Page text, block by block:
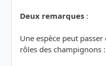
Deux remarques :
Une espèce peut
rôles des champignons :